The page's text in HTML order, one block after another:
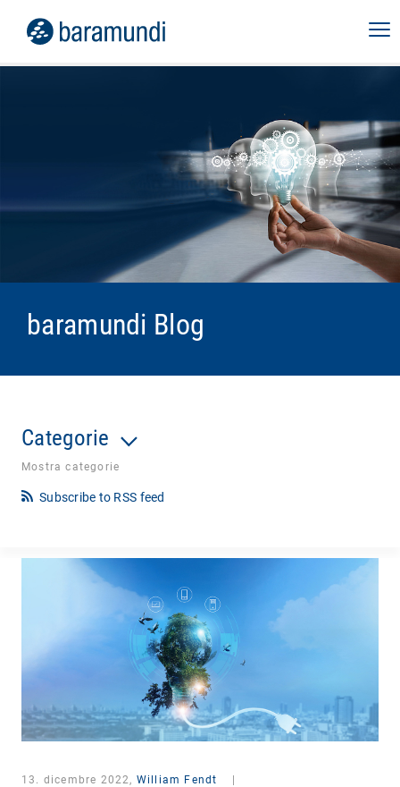
baramundi Blog
Categorie
Mostra categorie
Subscribe to RSS feed
13. dicembre 2022, William Fendt